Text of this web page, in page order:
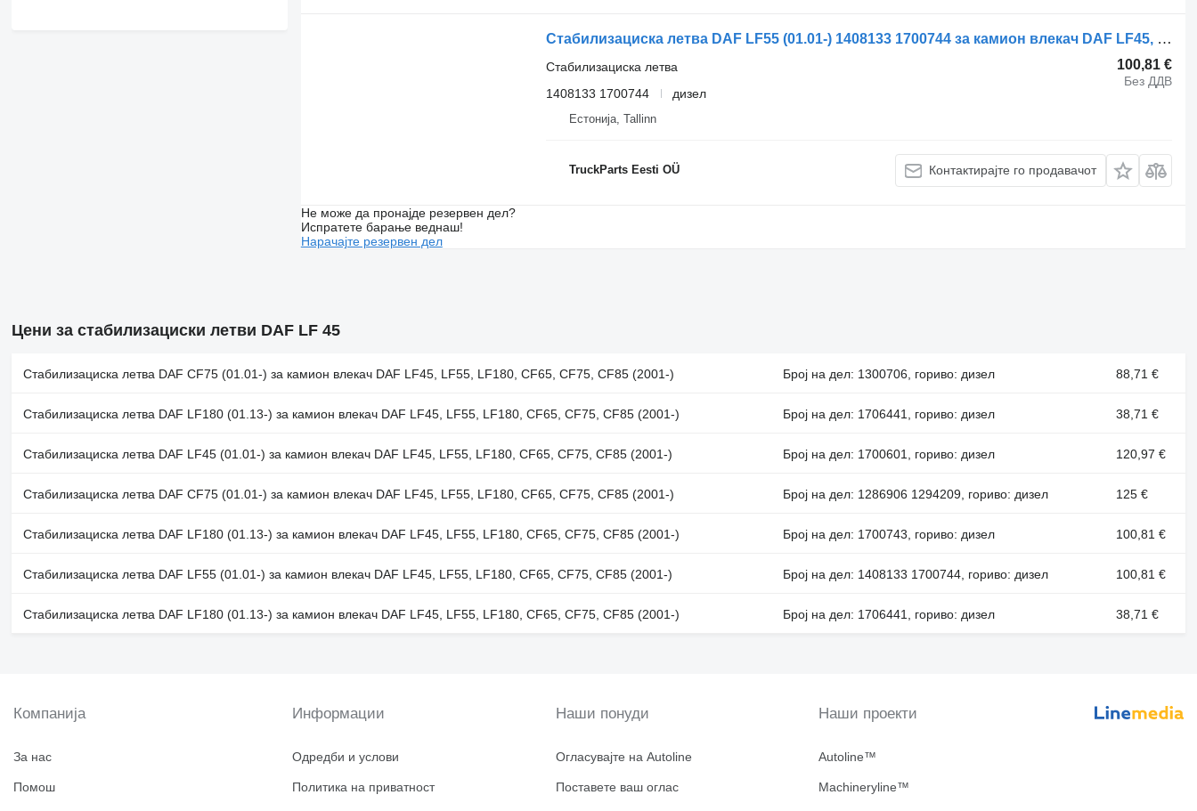
Стабилизациска летва DAF LF55 (01.01-) 1408133 1700744 за камион влекач DAF LF45, LF55, LF180, CF65, CF75, CF85 (2001-)
100,81 €
Без ДДВ
Стабилизациска летва
1408133 1700744
дизел
Естонија, Tallinn
TruckParts Eesti OÜ Контактирајте го продавачот
Не може да пронајде резервен дел?
Испратете барање веднаш!
Нарачајте резервен дел
Цени за стабилизациски летви DAF LF 45
Стабилизациска летва DAF CF75 (01.01-) за камион влекач DAF LF45, LF55, LF180, CF65, CF75, CF85 (2001-) Број на дел: 1300706, гориво: дизел 88,71 €
Стабилизациска летва DAF LF180 (01.13-) за камион влекач DAF LF45, LF55, LF180, CF65, CF75, CF85 (2001-) Број на дел: 1706441, гориво: дизел 38,71 €
Стабилизациска летва DAF LF45 (01.01-) за камион влекач DAF LF45, LF55, LF180, CF65, CF75, CF85 (2001-) Број на дел: 1700601, гориво: дизел 120,97 €
Стабилизациска летва DAF CF75 (01.01-) за камион влекач DAF LF45, LF55, LF180, CF65, CF75, CF85 (2001-) Број на дел: 1286906 1294209, гориво: дизел 125 €
Стабилизациска летва DAF LF180 (01.13-) за камион влекач DAF LF45, LF55, LF180, CF65, CF75, CF85 (2001-) Број на дел: 1700743, гориво: дизел 100,81 €
Стабилизациска летва DAF LF55 (01.01-) за камион влекач DAF LF45, LF55, LF180, CF65, CF75, CF85 (2001-) Број на дел: 1408133 1700744, гориво: дизел 100,81 €
Стабилизациска летва DAF LF180 (01.13-) за камион влекач DAF LF45, LF55, LF180, CF65, CF75, CF85 (2001-) Број на дел: 1706441, гориво: дизел 38,71 €
Компанија
За нас
Помош
Информации
Одредби и услови
Политика на приватност
Наши понуди
Огласувајте на Autoline
Поставете ваш оглас
Наши проекти
Autoline™
Machineryline™